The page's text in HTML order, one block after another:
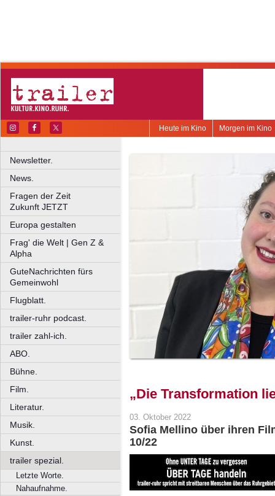
Morgen im Kino
Heute im Kino
Newsletter.
News.
Fragen der Zeit
Zukunft JETZT
Europa gestalten
Frag' die Welt | Gen Z &
Alpha
GuteNachrichten fürs
Gemeinwohl
Flugblatt.
trailer-ruhr podcast.
trailer zahl-ich.
ABO.
Bühne.
Film.
Literatur.
Musik.
Kunst.
trailer spezial.
Letzte Worte.
Nahaufnahme.
„Die Transformation
03. Oktober 2022
Sofia Mellino über ihren
10/22